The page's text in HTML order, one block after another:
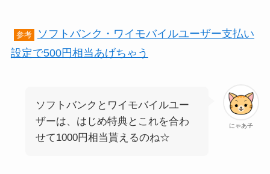
参考
ソフトバンク・ワイモバイルユーザー支払い
設定で500円相当あげちゃう
にゃあ子
ソフトバンクとワイモバイルユー
ザーは、はじめ特典とこれを合わ
せて1000円相当貰えるのね☆